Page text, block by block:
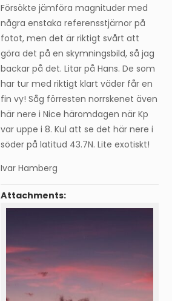
Försökte jämföra magnituder med
några enstaka referensstjärnor på
fotot, men det är riktigt svårt att
göra det på en skymningsbild, så jag
backar på det. Litar på Hans. De som
har tur med riktigt klart väder får en
fin vy! Såg förresten norrskenet även
här nere i Nice häromdagen när Kp
var uppe i 8. Kul att se det här nere i
söder på latitud 43.7N. Lite exotiskt!
Ivar Hamberg
Attachments: